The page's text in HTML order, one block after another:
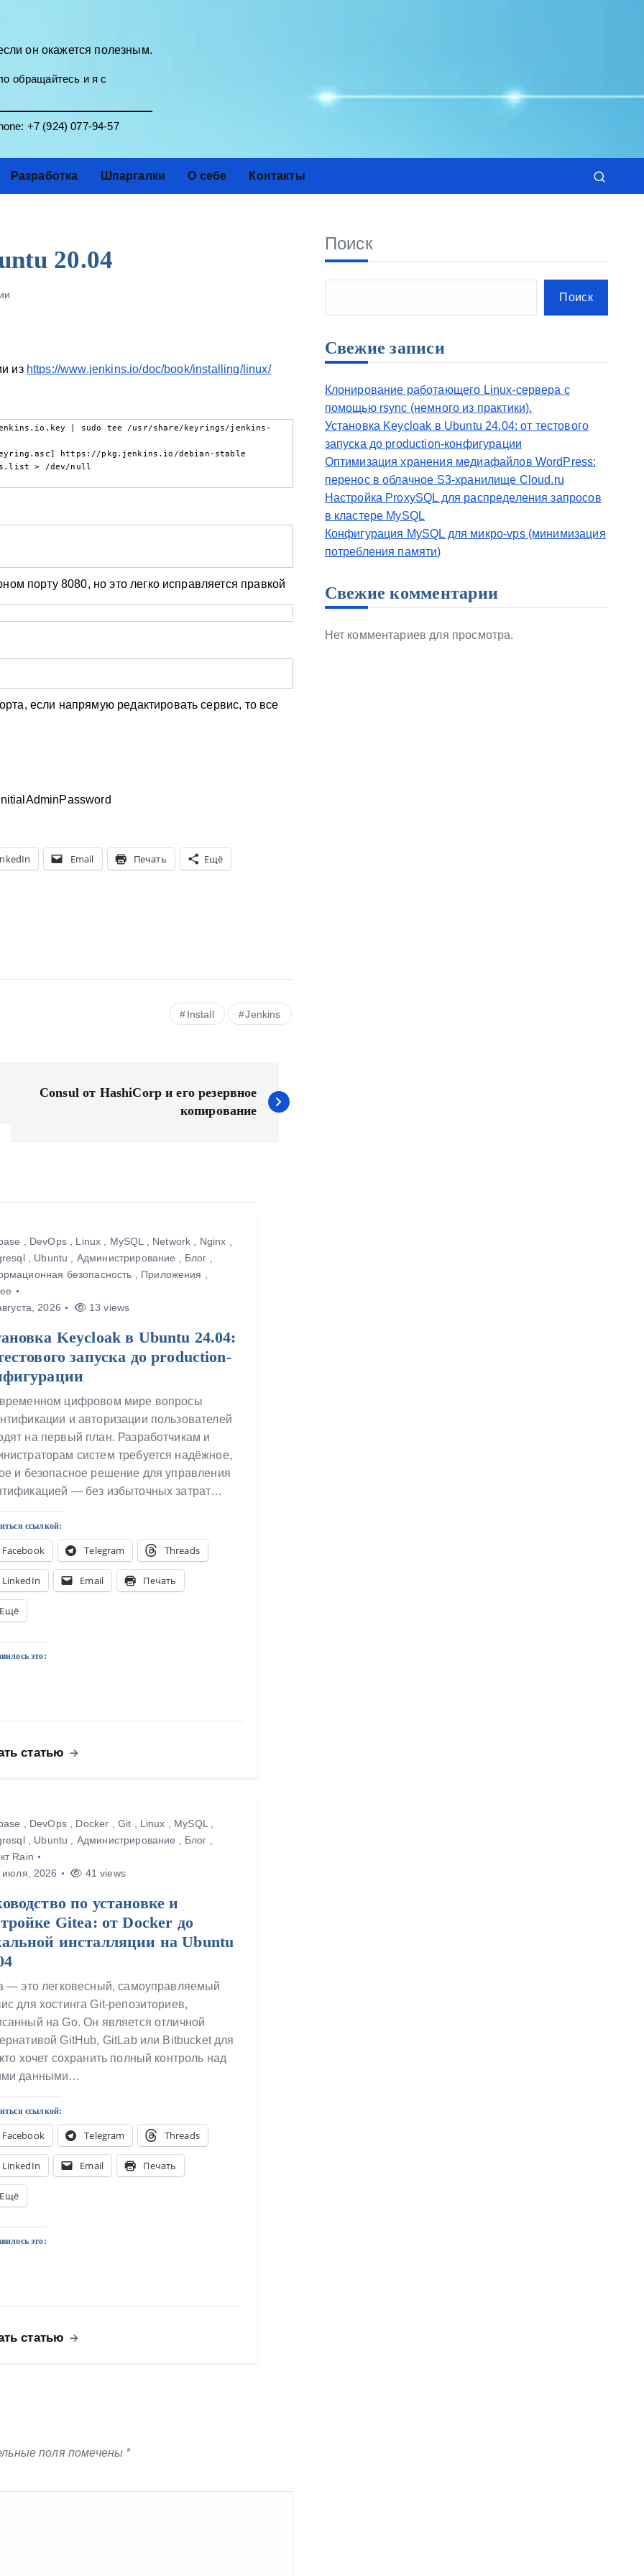
он окажется полезным.
обращайтесь и я с
+7 (924) 077-94-57
Разработка Шпаргалки О себе Контакты
20.04
из https://www.jenkins.io/doc/book/installing/linux/
| sudo tee /usr/share/keyrings/jenkins-
https://pkg.jenkins.io/debian-stable
> /dev/null
порту 8080, но это легко исправляется правкой
если напрямую редактировать сервис, то все
Email Печать Ещё
Install Jenkins
Consul от HashiCorp и его резервное
копирование
DevOps, Linux MySQL Network Nginx
, Ubuntu Администрирование Блог
безопасность
Приложения
2026
13 views
Keycloak в Ubuntu 24.04:
запуска до production-
цифровом мире вопросы
и авторизации пользователей
на первый план. Разработчикам и
систем требуется надёжное,
и безопасное решение для управления
— без избыточных затрат…
ссылкой:
Facebook Telegram Threads
LinkedIn Email Печать
Ещё
это:
статью
DevOps, Docker Git Linux MySQL
, Ubuntu Администрирование Блог
Rain
июля, 2026
41 views
по установке и
Gitea: от Docker до
инсталляции на Ubuntu
— это легковесный, самоуправляемый
для хостинга Git-репозиториев,
на Go. Он является отличной
GitHub, GitLab или Bitbucket для
хочет сохранить полный контроль над
данными…
ссылкой:
Facebook Telegram Threads
LinkedIn Email Печать
Ещё
это:
статью
поля помечены *
Поиск
Поиск
Свежие записи
Клонирование работающего Linux-сервера с
помощью rsync (немного из практики).
Установка Keycloak в Ubuntu 24.04: от тестового
запуска до production-конфигурации
Оптимизация хранения медиафайлов WordPress:
перенос в облачное S3-хранилище Cloud.ru
Настройка ProxySQL для распределения запросов
в кластере MySQL
Конфигурация MySQL для микро-vps (минимизация
потребления памяти)
Свежие комментарии
Нет комментариев для просмотра.